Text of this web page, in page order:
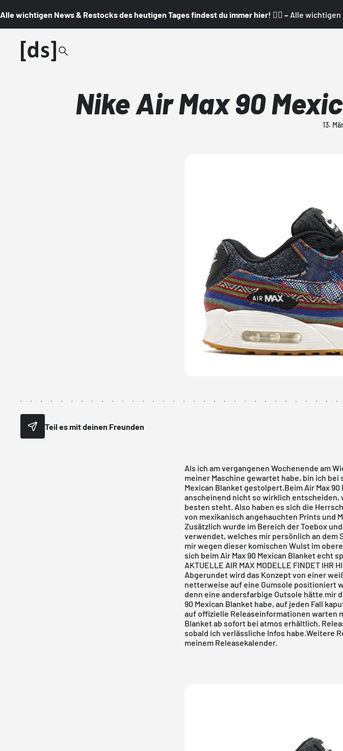
Alle wichtigen News & Restocks des heutigen Tages findest du immer hier! 👇🏼 – Alle wichtigen
Nike Air Max 90
13.
Teil es mit deinen Freunden
Als ich am vergangenen Wochenende am
meiner Maschine gewartet habe, bin ich bei
Mexican Blanket gestolpert.Beim Air Max
anscheinend nicht so wirklich entscheiden,
besten steht. Also haben es sich die
von mexikanisch angehauchten Prints und
Zusätzlich wurde im Bereich der Toebox
verwendet, welches mir persönlich an dem
mir wegen dieser komischen Wulst im
sich beim Air Max 90 Mexican Blanket echt
AKTUELLE AIR MAX MODELLE FINDET IHR
Abgerundet wird das Konzept von einer
netterweise auf eine Gumsole positioniert
denn eine andersfarbige Outsole hätte mir
90 Mexican Blanket habe, auf jeden Fall
auf offizielle Releaseinformationen warten
Blanket ab sofort bei atmos erhältlich.
sobald ich verlässliche Infos habe.Weitere
meinem Releasekalender.